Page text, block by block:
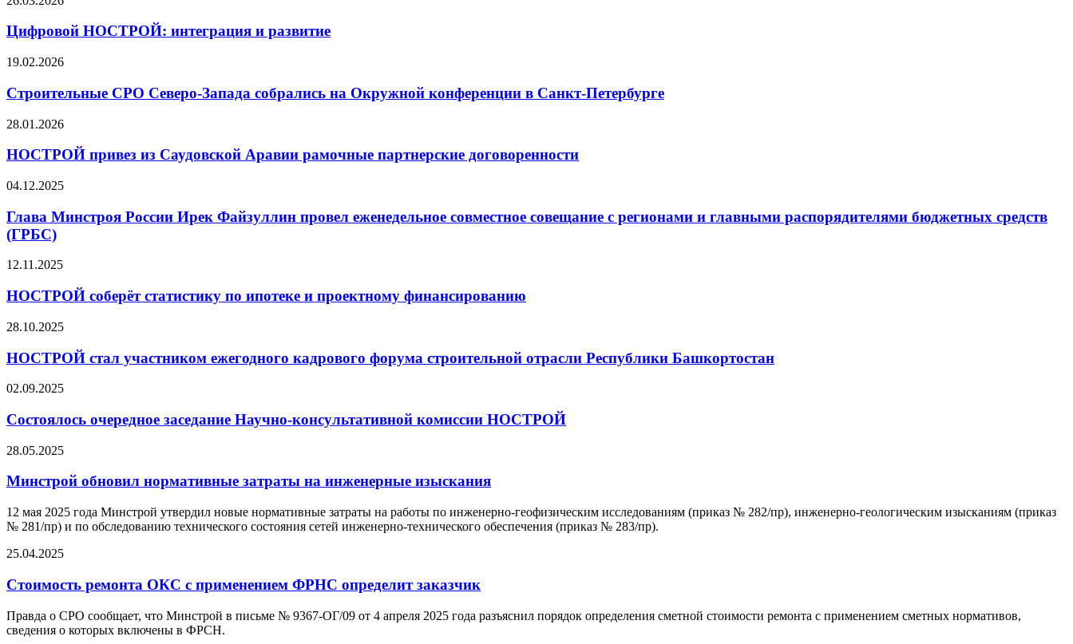
Цифровой НОСТРОЙ: интеграция и развитие
19.02.2026
Строительные СРО Северо-Запада собрались на Окружной конференции в Санкт-Петербурге
28.01.2026
НОСТРОЙ привез из Саудовской Аравии рамочные партнерские договоренности
04.12.2025
Глава Минстроя России Ирек Файзуллин провел еженедельное совместное совещание с регионами и главными распорядителями бюджетных средств
(ГРБС)
12.11.2025
НОСТРОЙ соберёт статистику по ипотеке и проектному финансированию
28.10.2025
НОСТРОЙ стал участником ежегодного кадрового форума строительной отрасли Республики Башкортостан
02.09.2025
Состоялось очередное заседание Научно-консультативной комиссии НОСТРОЙ
28.05.2025
Минстрой обновил нормативные затраты на инженерные изыскания
12 мая 2025 года Минстрой утвердил новые нормативные затраты на работы по инженерно-геофизическим исследованиям (приказ № 282/пр), инженерно-геологическим изысканиям (приказ
№ 281/пр) и по обследованию технического состояния сетей инженерно-технического обеспечения (приказ № 283/пр).
25.04.2025
Стоимость ремонта ОКС с применением ФРНС определит заказчик
Правда о СРО сообщает, что Минстрой в письме № 9367-ОГ/09 от 4 апреля 2025 года разъяснил порядок определения сметной стоимости ремонта с применением сметных нормативов,
сведения о которых включены в ФРСН.